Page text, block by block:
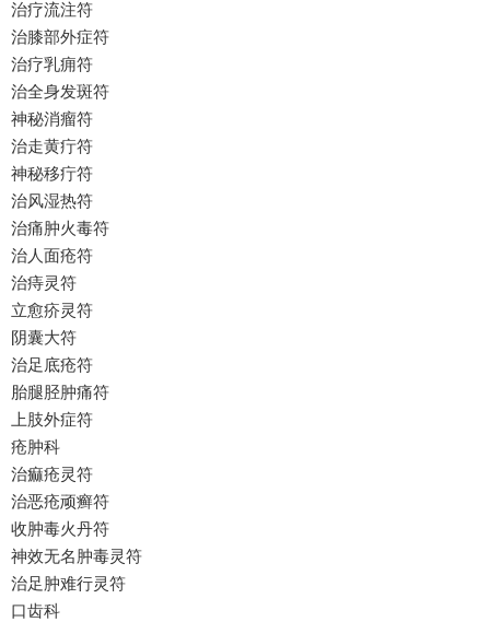
治疗流注符
治膝部外症符
治疗乳痈符
治全身发斑符
神秘消瘤符
治走黄疔符
神秘移疔符
治风湿热符
治痛肿火毒符
治人面疮符
治痔灵符
立愈疥灵符
阴囊大符
治足底疮符
胎腿胫肿痛符
上肢外症符
疮肿科
治痲疮灵符
治恶疮顽癣符
收肿毒火丹符
神效无名肿毒灵符
治足肿难行灵符
口齿科